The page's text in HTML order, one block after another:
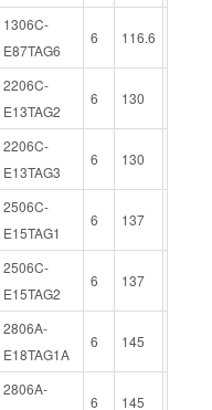
1306C-
E87TAG6
6 116.6
2206C-
E13TAG2
6 130
2206C-
E13TAG3
6 130
2506C-
E15TAG1
6 137
2506C-
E15TAG2
6 137
2806A-
E18TAG1A
6 145
2806A-
6 145